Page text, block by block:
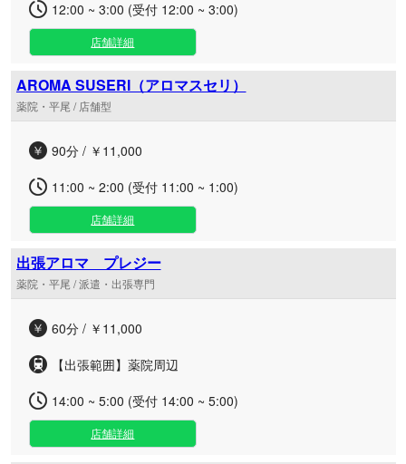
12:00 ~ 3:00 (受付 12:00 ~ 3:00)
店舗詳細
AROMA SUSERI（アロマスセリ）
薬院・平尾 / 店舗型
90分 / ￥11,000
11:00 ~ 2:00 (受付 11:00 ~ 1:00)
店舗詳細
出張アロマ プレジー
薬院・平尾 / 派遣・出張専門
60分 / ￥11,000
【出張範囲】薬院周辺
14:00 ~ 5:00 (受付 14:00 ~ 5:00)
店舗詳細